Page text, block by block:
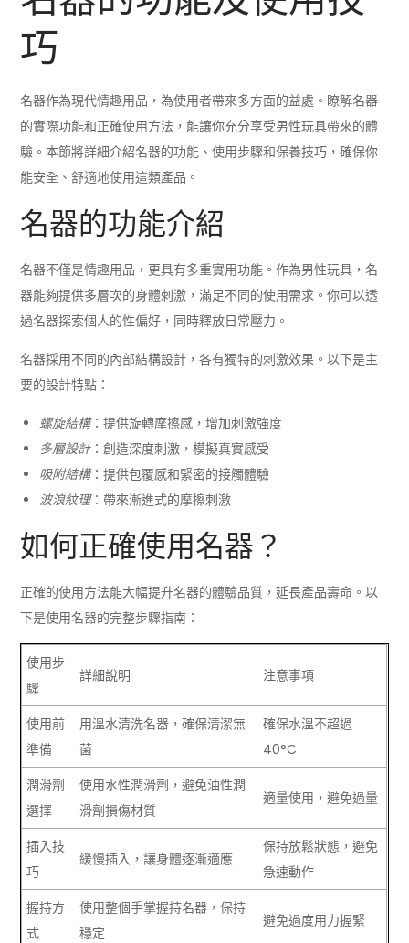
巧
名器作為現代情趣用品，為使用者帶來多方面的益處。瞭解名器
的實際功能和正確使用方法，能讓你充分享受男性玩具帶來的體
驗。本節將詳細介紹名器的功能、使用步驟和保養技巧，確保你
能安全、舒適地使用這類產品。
名器的功能介紹
名器不僅是情趣用品，更具有多重實用功能。作為男性玩具，名
器能夠提供多層次的身體刺激，滿足不同的使用需求。你可以透
過名器探索個人的性偏好，同時釋放日常壓力。
名器採用不同的內部結構設計，各有獨特的刺激效果。以下是主
要的設計特點：
螺旋結構：提供旋轉摩擦感，增加刺激強度
多層設計：創造深度刺激，模擬真實感受
吸附結構：提供包覆感和緊密的接觸體驗
波浪紋理：帶來漸進式的摩擦刺激
如何正確使用名器？
正確的使用方法能大幅提升名器的體驗品質，延長產品壽命。以
下是使用名器的完整步驟指南：
使用步
驟
詳細說明 注意事項
使用前
準備
用溫水清洗名器，確保清潔無
菌
確保水溫不超過
40°C
潤滑劑
選擇
使用水性潤滑劑，避免油性潤
滑劑損傷材質
適量使用，避免過量
插入技
巧
緩慢插入，讓身體逐漸適應
保持放鬆狀態，避免
急速動作
握持方
式
使用整個手掌握持名器，保持
穩定
避免過度用力握緊